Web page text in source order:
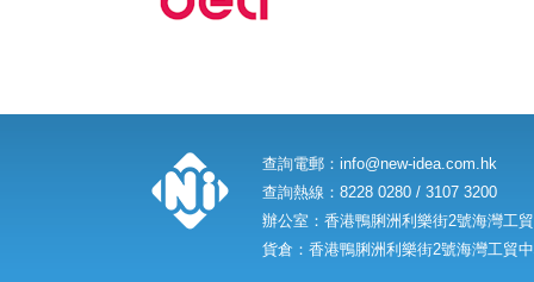
查詢電郵： info@new-idea.com.hk
查詢熱線：8228 0280 / 3107 3200
辦公室：香港鴨脷洲利樂街2號海灣工
貨倉：香港鴨脷洲利樂街2號海灣工貿